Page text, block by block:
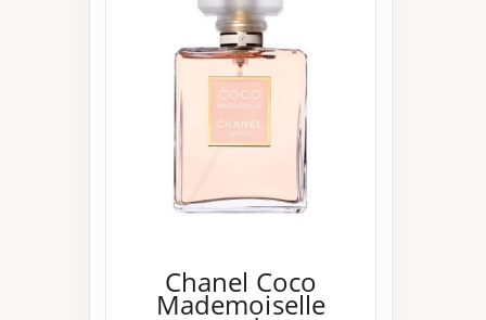
Chanel Coco
Mademoiselle